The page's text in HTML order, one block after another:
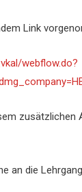
Link
webflow.do?
zusätzlichen
an die